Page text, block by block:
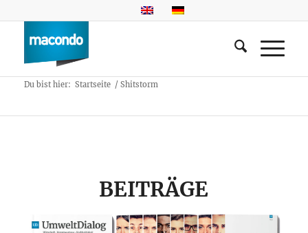
Du bist hier: Startseite / Shitstorm
BEITRÄGE